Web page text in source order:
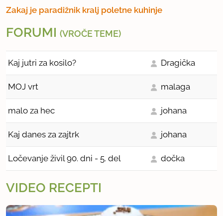
Zakaj je paradižnik kralj poletne kuhinje
FORUMI (VROČE TEME)
Kaj jutri za kosilo? Dragička
MOJ vrt malaga
malo za hec johana
Kaj danes za zajtrk johana
Ločevanje živil 90. dni - 5. del dočka
VIDEO RECEPTI